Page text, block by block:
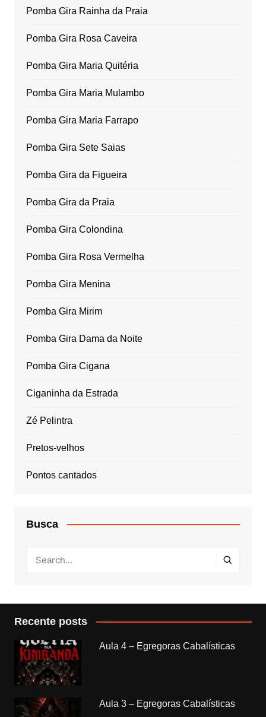
Pomba Gira Rainha da Praia
Pomba Gira Rosa Caveira
Pomba Gira Maria Quitéria
Pomba Gira Maria Mulambo
Pomba Gira Maria Farrapo
Pomba Gira Sete Saias
Pomba Gira da Figueira
Pomba Gira da Praia
Pomba Gira Colondina
Pomba Gira Rosa Vermelha
Pomba Gira Menina
Pomba Gira Mirim
Pomba Gira Dama da Noite
Pomba Gira Cigana
Ciganinha da Estrada
Zé Pelintra
Pretos-velhos
Pontos cantados
Busca
Recente posts
Aula 4 – Egregoras Cabalísticas
Aula 3 – Egregoras Cabalísticas